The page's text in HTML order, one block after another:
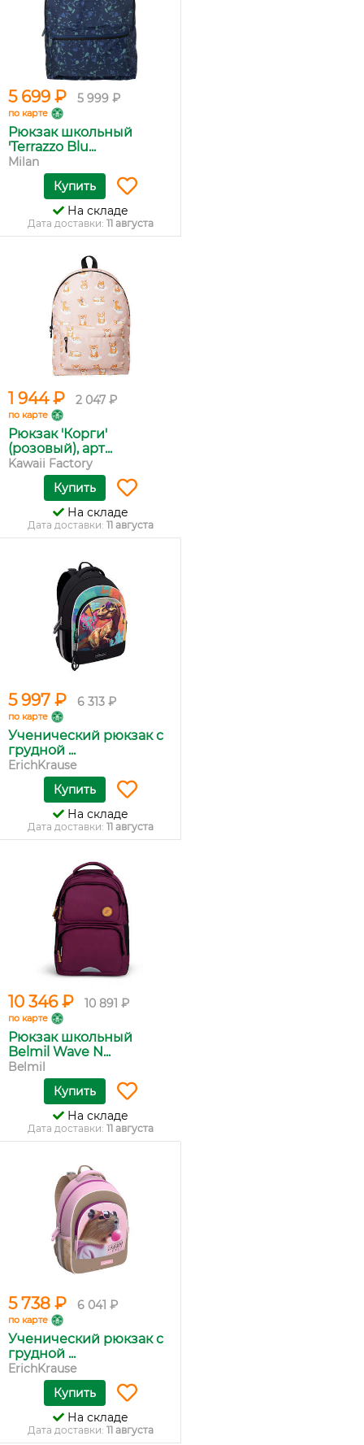
5 699 ₽ 5 999 ₽
по карте
Рюкзак школьный
'Terrazzo Blu...
Milan
Купить
На складе
Дата доставки: 11 августа
1 944 ₽ 2 047 ₽
по карте
Рюкзак 'Корги'
(розовый), арт...
Kawaii Factory
Купить
На складе
Дата доставки: 11 августа
5 997 ₽ 6 313 ₽
по карте
Ученический рюкзак с
грудной ...
ErichKrause
Купить
На складе
Дата доставки: 11 августа
10 346 ₽ 10 891 ₽
по карте
Рюкзак школьный
Belmil Wave N...
Belmil
Купить
На складе
Дата доставки: 11 августа
5 738 ₽ 6 041 ₽
по карте
Ученический рюкзак с
грудной ...
ErichKrause
Купить
На складе
Дата доставки: 11 августа